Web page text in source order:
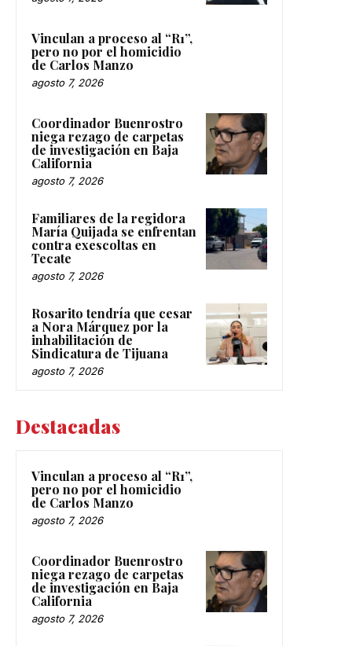
Vinculan a proceso al “R1”,
pero no por el homicidio
de Carlos Manzo
agosto 7, 2026
Coordinador Buenrostro
niega rezago de carpetas
de investigación en Baja
California
agosto 7, 2026
Familiares de la regidora
María Quijada se enfrentan
contra exescoltas en
Tecate
agosto 7, 2026
Rosarito tendría que cesar
a Nora Márquez por la
inhabilitación de
Sindicatura de Tijuana
agosto 7, 2026
Destacadas
Vinculan a proceso al “R1”,
pero no por el homicidio
de Carlos Manzo
agosto 7, 2026
Coordinador Buenrostro
niega rezago de carpetas
de investigación en Baja
California
agosto 7, 2026